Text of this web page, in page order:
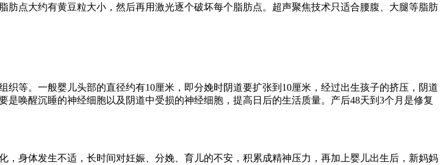
点大约有黄豆粒大小，然后再用激光逐个破坏每个脂肪点。超声聚焦技术只适合腰腹、大腿等脂肪
等。一般婴儿头部的直径约有10厘米，即分娩时阴道要扩张到10厘米，经过出生孩子的挤压，阴道
唤醒沉睡的神经细胞以及阴道中受损的神经细胞，提高日后的生活质量。产后48天到3个月是修复
，身体发生不适，长时间对妊娠、分娩、育儿的不安，积累成精神压力，再加上婴儿出生后，新妈妈